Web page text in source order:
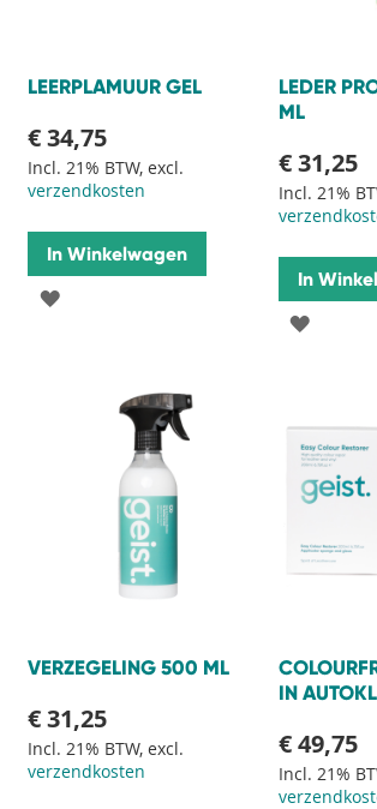
LEERPLAMUUR GEL
€ 34,75
Incl. 21% BTW, excl.
verzendkosten
In Winkelwagen
VOEG
VERLANGLIJST
LEDER
ML
€ 31,25
Incl. 21%
In
VOEG
VERZEGELING 500 ML
€ 31,25
Incl. 21% BTW, excl.
verzendkosten
IN
€ 49,75
Incl. 21%